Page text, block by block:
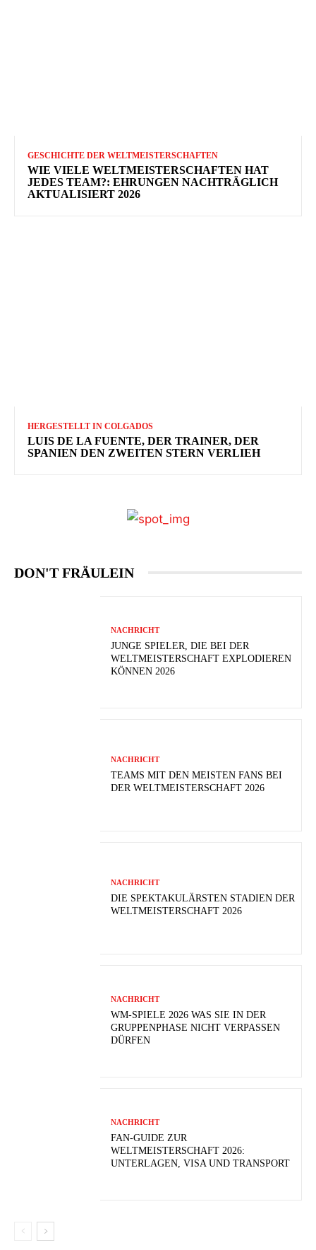
GESCHICHTE DER WELTMEISTERSCHAFTEN
WIE VIELE WELTMEISTERSCHAFTEN HAT
JEDES TEAM?: EHRUNGEN NACHTRÄGLICH
AKTUALISIERT 2026
HERGESTELLT IN COLGADOS
LUIS DE LA FUENTE, DER TRAINER, DER
SPANIEN DEN ZWEITEN STERN VERLIEH
DON'T FRÄULEIN
NACHRICHT
JUNGE SPIELER, DIE BEI DER
WELTMEISTERSCHAFT EXPLODIEREN
KÖNNEN 2026
NACHRICHT
TEAMS MIT DEN MEISTEN FANS BEI
DER WELTMEISTERSCHAFT 2026
NACHRICHT
DIE SPEKTAKULÄRSTEN STADIEN DER
WELTMEISTERSCHAFT 2026
NACHRICHT
WM-SPIELE 2026 WAS SIE IN DER
GRUPPENPHASE NICHT VERPASSEN
DÜRFEN
NACHRICHT
FAN-GUIDE ZUR
WELTMEISTERSCHAFT 2026:
UNTERLAGEN, VISA UND TRANSPORT